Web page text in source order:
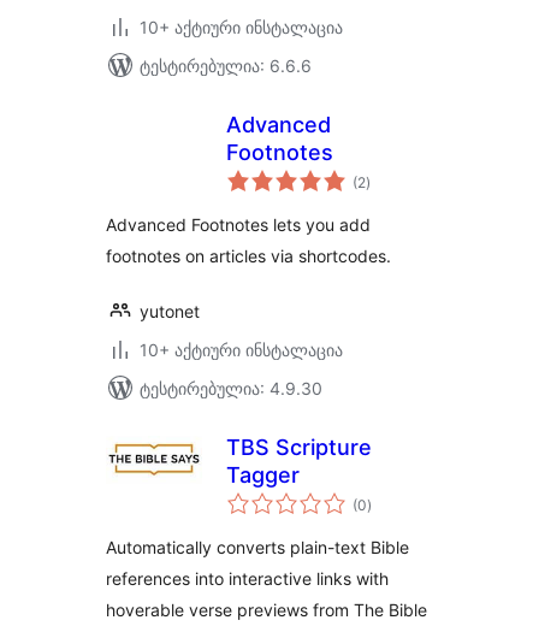
10+ აქტიური ინსტალაცია
ტესტირებულია: 6.6.6
Advanced
Footnotes
(2საერთო
რეიტინგი
)
Advanced Footnotes lets you add
footnotes on articles via shortcodes.
yutonet
10+ აქტიური ინსტალაცია
ტესტირებულია: 4.9.30
TBS Scripture
Tagger
(0საერთო
რეიტინგი
)
Automatically converts plain-text Bible
references into interactive links with
hoverable verse previews from The Bible